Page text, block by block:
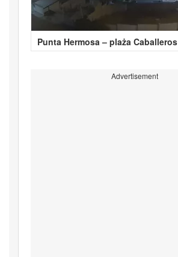
Punta Hermosa – plaża Caballeros
Advertisement